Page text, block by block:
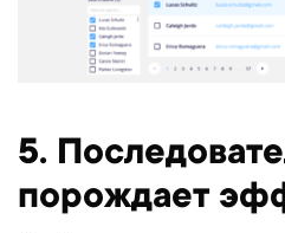
5.
порождает